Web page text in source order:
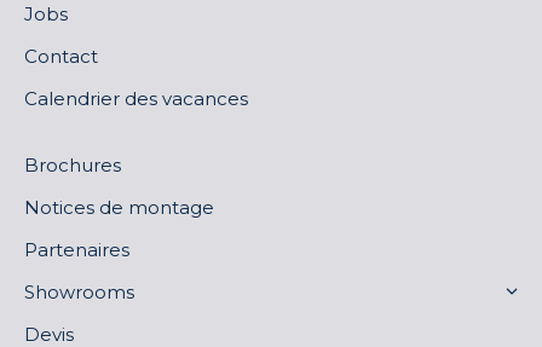
Jobs
Contact
Calendrier des vacances
Brochures
Notices de montage
Partenaires
Showrooms
Devis